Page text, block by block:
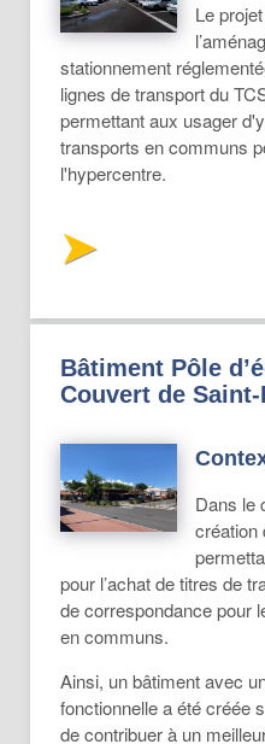
Le
stationnement
lignes de transport du
permettant aux usager
transports en communs
l'hypercentre.
Bâtiment Pôle
Couvert de
Dans le
création
pour l’achat de titres de
de correspondance pour
en communs.
Ainsi, un bâtiment avec
fonctionnelle a été créée
de contribuer à un